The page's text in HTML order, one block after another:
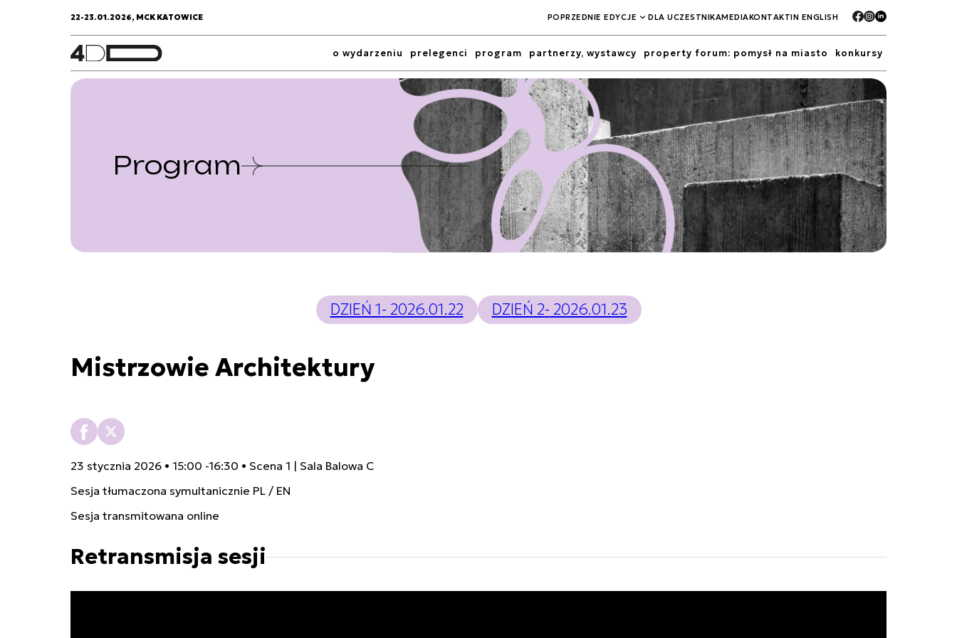
22-23.01.2026, MCK KATOWICE POPRZEDNIE EDYCJE DLA UCZESTNIKAMEDIAKONTAKTIN ENGLISH
o wydarzeniu prelegenci program partnerzy, wystawcy property forum: pomysł na miasto konkursy
Program
DZIEŃ 1- 2026.01.22 DZIEŃ 2- 2026.01.23
Mistrzowie Architektury
23 stycznia 2026 • 15:00 -16:30 • Scena 1 | Sala Balowa C
Sesja tłumaczona symultanicznie PL / EN
Sesja transmitowana online
Retransmisja sesji